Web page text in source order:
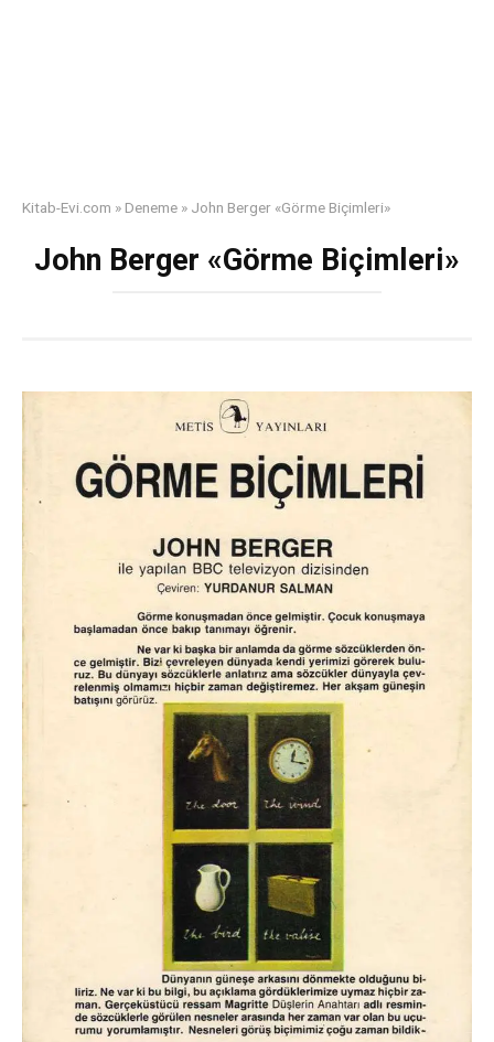
Kitab-Evi.com » Deneme » John Berger «Görme Biçimleri»
John Berger «Görme Biçimleri»